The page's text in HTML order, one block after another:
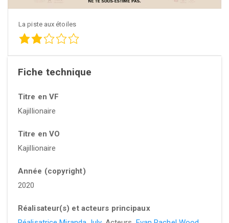
La piste aux étoiles
Fiche technique
Titre en VF
Kajillionaire
Titre en VO
Kajillionaire
Année (copyright)
2020
Réalisateur(s) et acteurs principaux